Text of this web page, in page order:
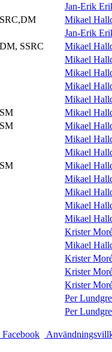
Jan-Erik
Mikael
Jan-Erik
SSRC Mikael
Mikael
Mikael
Mikael
Mikael
Mikael
Mikael
Mikael
Mikael
Mikael
Mikael
Mikael
Mikael
Mikael
Krister
Mikael
Krister
Krister
Krister
Per
Per
Facebook